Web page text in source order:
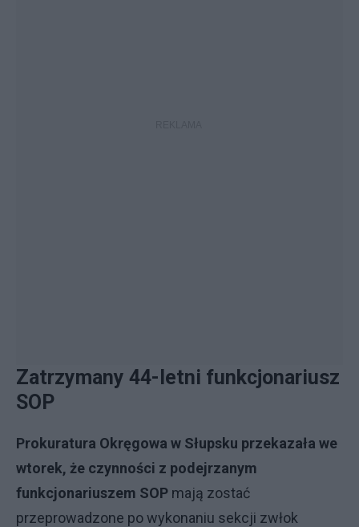
Zatrzymany 44-letni funkcjonariusz
SOP
Prokuratura Okręgowa w Słupsku przekazała we
wtorek, że czynności z podejrzanym
funkcjonariuszem SOP mają zostać
przeprowadzone po wykonaniu sekcji zwłok